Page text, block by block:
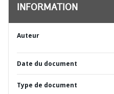
INFORMATION
Auteur
Date du document
Type de document